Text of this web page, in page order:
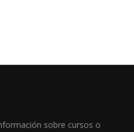
sobre cursos o